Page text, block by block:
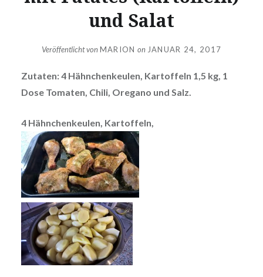
und Salat
Veröffentlicht vonMARION on JANUAR 24, 2017
Zutaten: 4 Hähnchenkeulen, Kartoffeln 1,5 kg, 1
Dose Tomaten, Chili, Oregano und Salz.
4 Hähnchenkeulen, Kartoffeln,